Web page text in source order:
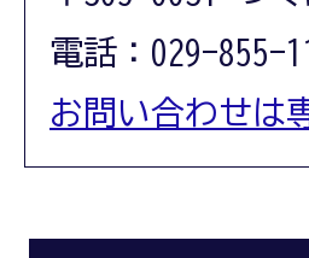
電話：029-855-
お問い合わせは